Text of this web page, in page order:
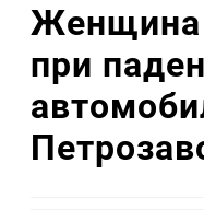
Женщина
при